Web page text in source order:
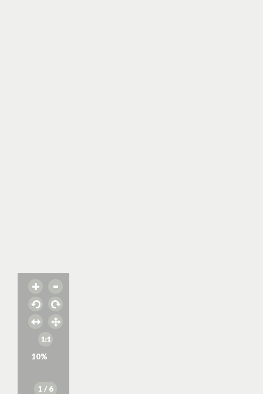
10%
1 / 6